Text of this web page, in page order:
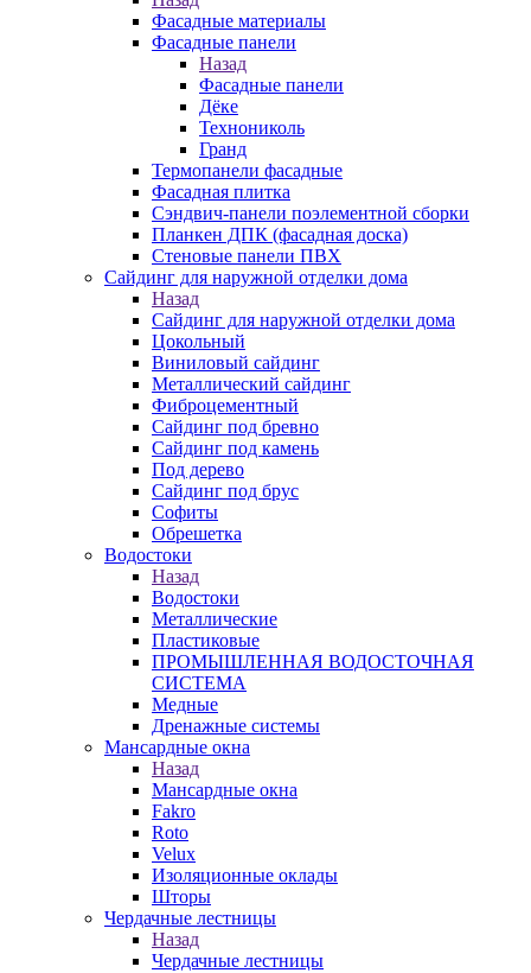
Фасадные материалы
Фасадные панели
Назад
Фасадные панели
Дёке
Технониколь
Гранд
Термопанели фасадные
Фасадная плитка
Сэндвич-панели поэлементной сборки
Планкен ДПК (фасадная доска)
Стеновые панели ПВХ
Сайдинг для наружной отделки дома
Назад
Сайдинг для наружной отделки дома
Цокольный
Виниловый сайдинг
Металлический сайдинг
Фиброцементный
Сайдинг под бревно
Сайдинг под камень
Под дерево
Сайдинг под брус
Софиты
Обрешетка
Водостоки
Назад
Водостоки
Металлические
Пластиковые
ПРОМЫШЛЕННАЯ ВОДОСТОЧНАЯ
СИСТЕМА
Медные
Дренажные системы
Мансардные окна
Назад
Мансардные окна
Fakro
Roto
Velux
Изоляционные оклады
Шторы
Чердачные лестницы
Назад
Чердачные лестницы